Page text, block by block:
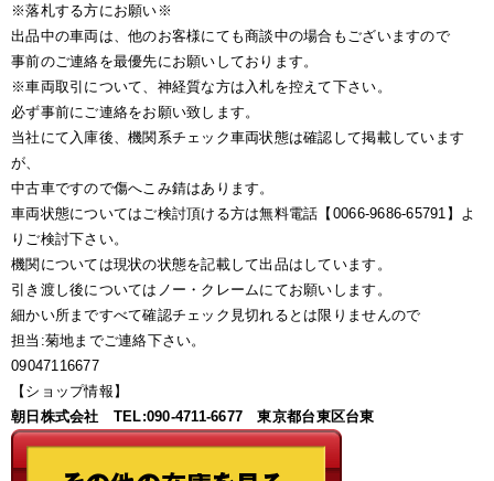
※落札する方にお願い※
出品中の車両は、他のお客様にても商談中の場合もございますので
事前のご連絡を最優先にお願いしております。
※車両取引について、神経質な方は入札を控えて下さい。
必ず事前にご連絡をお願い致します。
当社にて入庫後、機関系チェック車両状態は確認して掲載しています
が、
中古車ですので傷へこみ錆はあります。
車両状態についてはご検討頂ける方は無料電話【0066-9686-65791】よ
りご検討下さい。
機関については現状の状態を記載して出品はしています。
引き渡し後についてはノー・クレームにてお願いします。
細かい所まですべて確認チェック見切れるとは限りませんので
担当:菊地までご連絡下さい。
09047116677
【ショップ情報】
朝日株式会社 TEL:090-4711-6677 東京都台東区台東